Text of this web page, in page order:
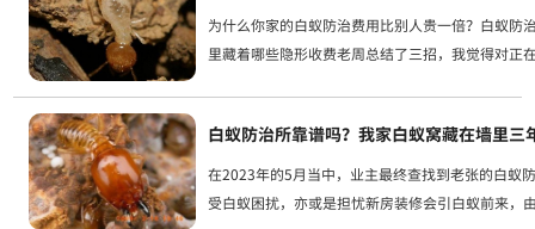
为什么你家的白蚁防治费用比别人贵一倍？白蚁防
里藏着哪些隐形收费老周总结了三招，我觉得对正
续...
白蚁防治所靠谱吗？我家白蚁窝藏在墙里三
在2023年的5月当中，业主最终查找到老张的白蚁
受白蚁困扰，亦或是担忧新房装修会引白蚁前来，